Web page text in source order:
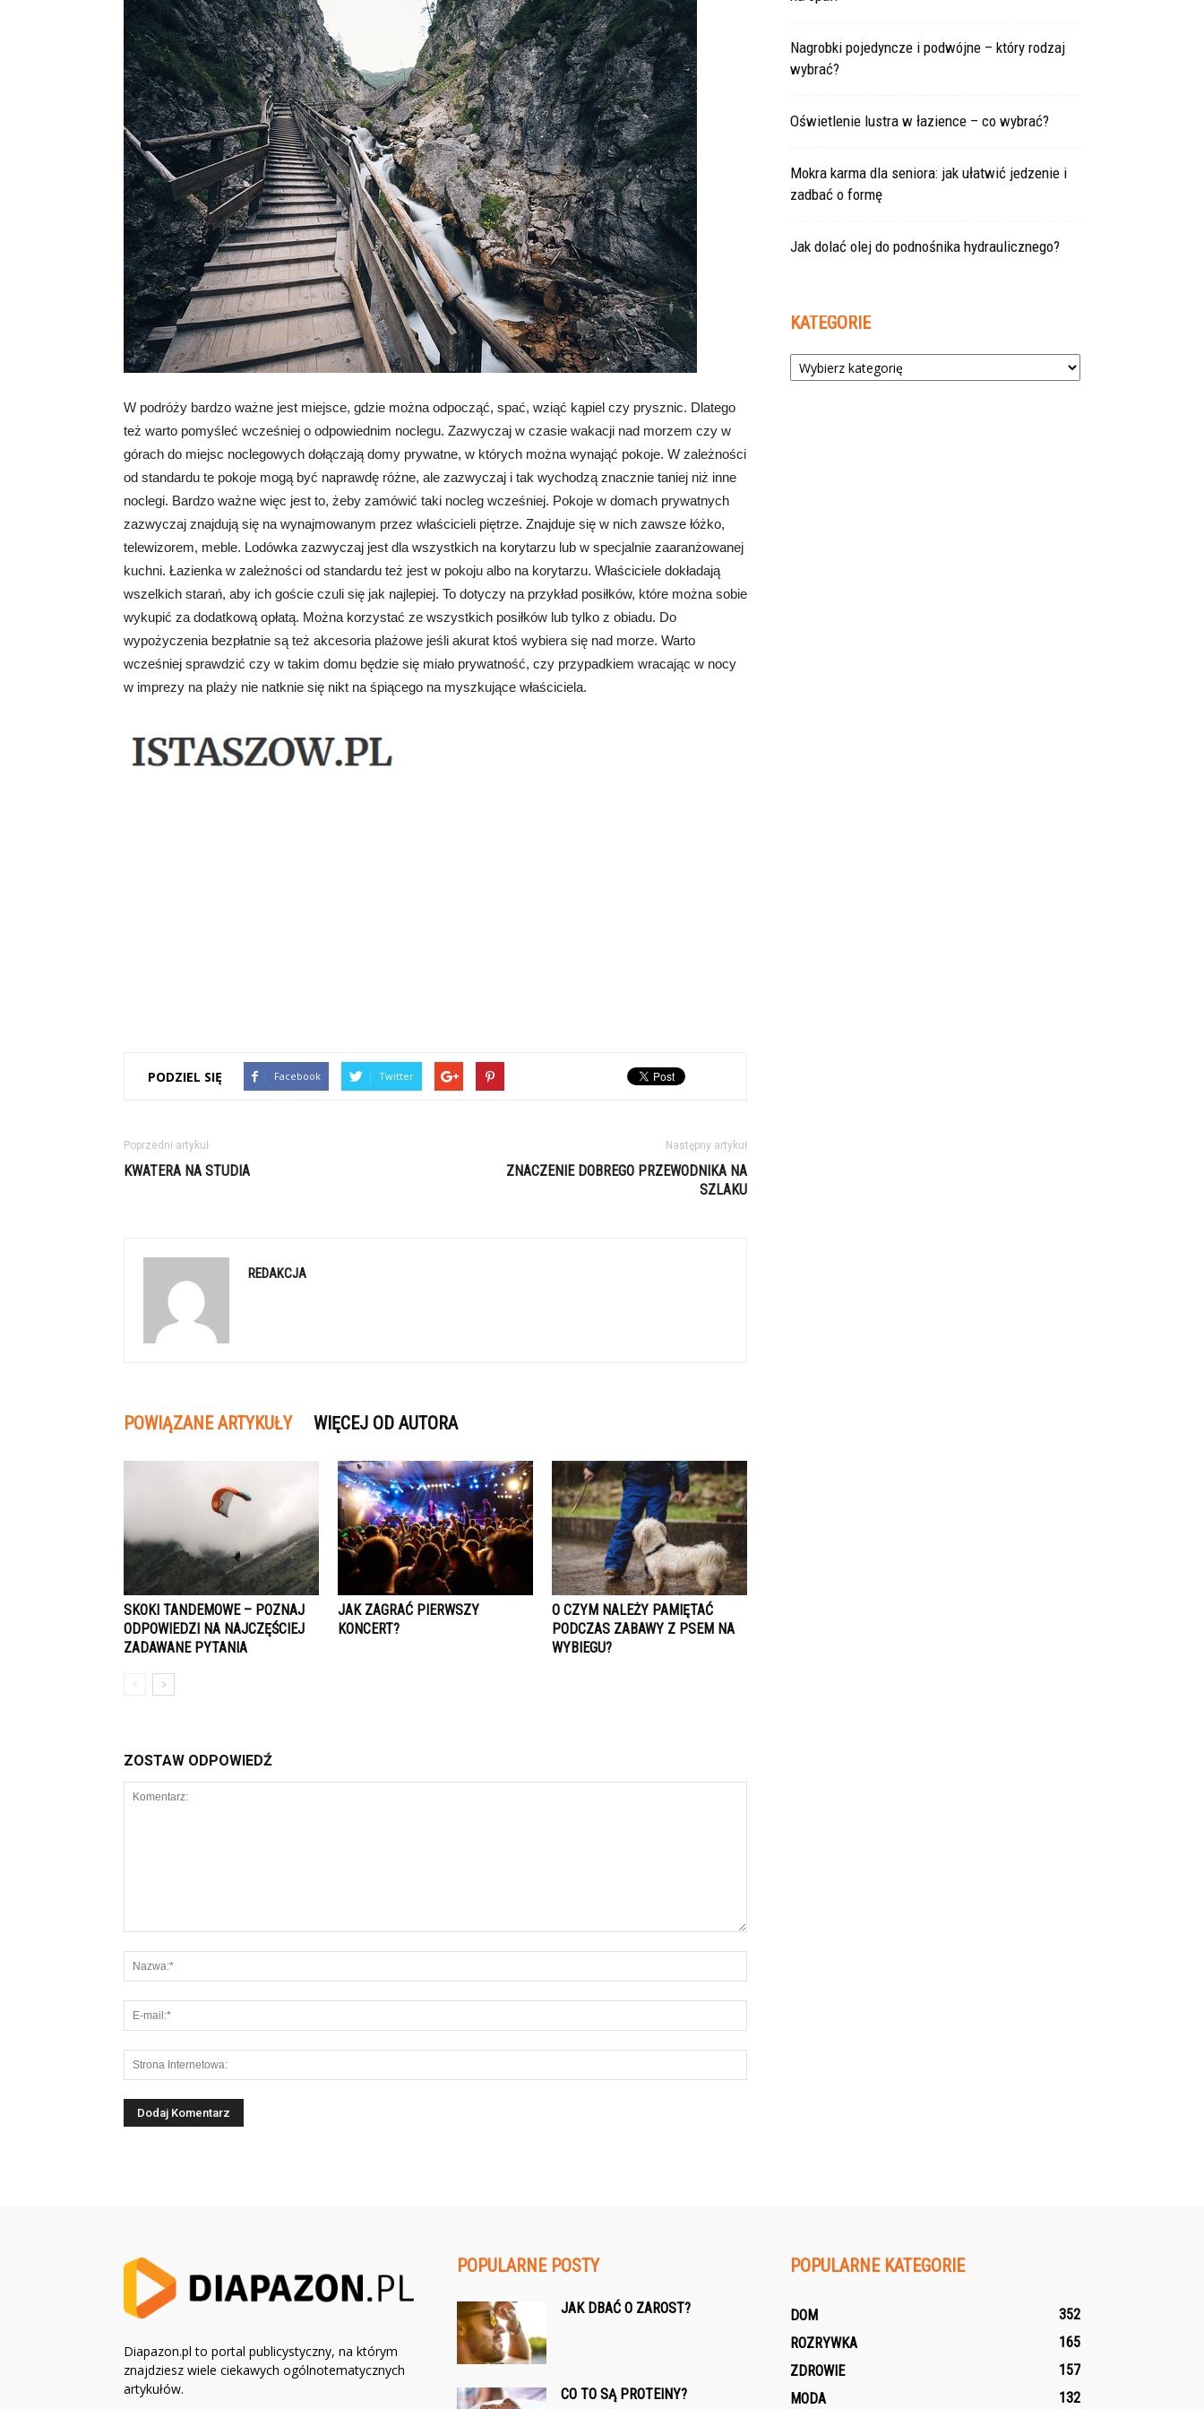
W podróży bardzo ważne jest miejsce, gdzie można odpocząć, spać, wziąć kąpiel czy prysznic. Dlatego
też warto pomyśleć wcześniej o odpowiednim noclegu. Zazwyczaj w czasie wakacji nad morzem czy w
górach do miejsc noclegowych dołączają domy prywatne, w których można wynająć pokoje. W zależności
od standardu te pokoje mogą być naprawdę różne, ale zazwyczaj i tak wychodzą znacznie taniej niż inne
noclegi. Bardzo ważne więc jest to, żeby zamówić taki nocleg wcześniej. Pokoje w domach prywatnych
zazwyczaj znajdują się na wynajmowanym przez właścicieli piętrze. Znajduje się w nich zawsze łóżko,
telewizorem, meble. Lodówka zazwyczaj jest dla wszystkich na korytarzu lub w specjalnie zaaranżowanej
kuchni. Łazienka w zależności od standardu też jest w pokoju albo na korytarzu. Właściciele dokładają
wszelkich starań, aby ich goście czuli się jak najlepiej. To dotyczy na przykład posiłków, które można sobie
wykupić za dodatkową opłatą. Można korzystać ze wszystkich posiłków lub tylko z obiadu. Do
wypożyczenia bezpłatnie są też akcesoria plażowe jeśli akurat ktoś wybiera się nad morze. Warto
wcześniej sprawdzić czy w takim domu będzie się miało prywatność, czy przypadkiem wracając w nocy
w imprezy na plaży nie natknie się nikt na śpiącego na myszkujące właściciela.
PODZIEL SIĘ Facebook Twitter
Poprzedni artykuł
KWATERA NA STUDIA
Następny artykuł
ZNACZENIE DOBREGO PRZEWODNIKA NA
SZLAKU
REDAKCJA
POWIĄZANE ARTYKUŁY WIĘCEJ OD AUTORA
SKOKI TANDEMOWE – POZNAJ
ODPOWIEDZI NA NAJCZĘŚCIEJ
ZADAWANE PYTANIA
JAK ZAGRAĆ PIERWSZY
KONCERT?
O CZYM NALEŻY PAMIĘTAĆ
PODCZAS ZABAWY Z PSEM NA
WYBIEGU?
ZOSTAW ODPOWIEDŹ
Nagrobki pojedyncze i podwójne – który rodzaj
wybrać?
Oświetlenie lustra w łazience – co wybrać?
Mokra karma dla seniora: jak ułatwić jedzenie i
zadbać o formę
Jak dolać olej do podnośnika hydraulicznego?
KATEGORIE
Kategorie
Diapazon.pl to portal publicystyczny, na którym
znajdziesz wiele ciekawych ogólnotematycznych
artykułów.
POPULARNE POSTY
JAK DBAĆ O ZAROST?
CO TO SĄ PROTEINY?
POPULARNE KATEGORIE
DOM
352
ROZRYWKA
165
ZDROWIE
157
MODA
132